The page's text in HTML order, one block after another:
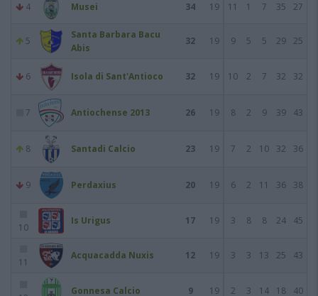
4 Musei 34 19 11 1 7 35 27
5
Santa Barbara Bacu
Abis
32 19 9 5 5 29 25
6 Isola di Sant'Antioco 32 19 10 2 7 32 32
7 Antiochense 2013 26 19 8 2 9 39 43
8 Santadi Calcio 23 19 7 2 10 32 36
9 Perdaxius 20 19 6 2 11 36 38
10
Is Urigus 17 19 3 8 8 24 45
11
Acquacadda Nuxis 12 19 3 3 13 25 43
Gonnesa Calcio 9 19 2 3 14 18 40